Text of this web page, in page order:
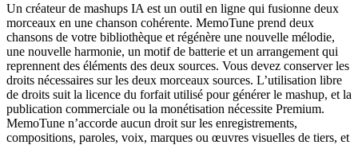
Un créateur de mashups IA est un outil en ligne qui fusionne deux
morceaux en une chanson cohérente. MemoTune prend deux
chansons de votre bibliothèque et régénère une nouvelle mélodie,
une nouvelle harmonie, un motif de batterie et un arrangement qui
reprennent des éléments des deux sources. Vous devez conserver les
droits nécessaires sur les deux morceaux sources. L’utilisation libre
de droits suit la licence du forfait utilisé pour générer le mashup, et la
publication commerciale ou la monétisation nécessite Premium.
MemoTune n’accorde aucun droit sur les enregistrements,
compositions, paroles, voix, marques ou œuvres visuelles de tiers, et